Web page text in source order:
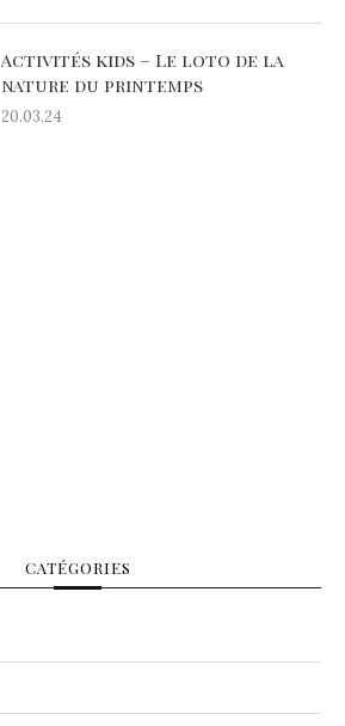
Activités kids – Le loto de la
nature du printemps
20.03.24
CATÉGORIES